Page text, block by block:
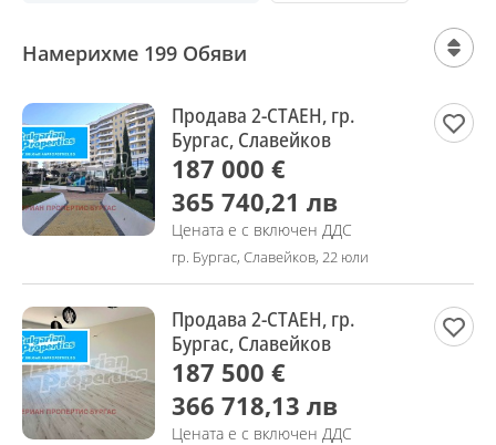
Намерихме 199 Обяви
Продава 2-СТАЕН, гр.
Бургас, Славейков
187 000 €
365 740,21 лв
Цената е с включен ДДС
гр. Бургас, Славейков, 22 юли
Продава 2-СТАЕН, гр.
Бургас, Славейков
187 500 €
366 718,13 лв
Цената е с включен ДДС